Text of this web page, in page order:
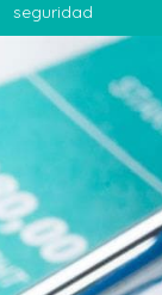
seguridad